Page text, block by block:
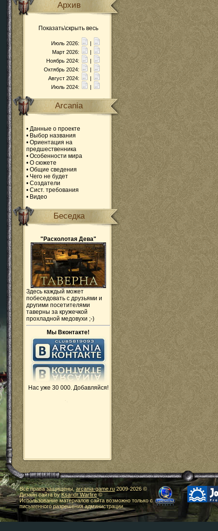
Архив
Показать\скрыть весь
Июль 2026:
|
Март 2026:
|
Ноябрь 2024:
|
Октябрь 2024:
|
Август 2024:
|
Июль 2024:
|
Arcania
• Данные о проекте
• Выбор названия
• Ориентация на
предшественника
• Особенности мира
• О сюжете
• Общие сведения
• Чего не будет
• Создатели
• Сист. требования
• Видео
Беседка
"Расколотая Дева"
Здесь каждый может
побеседовать с друзьями и
другими посетителями
таверны за кружечкой
прохладной медовухи ;-)
Мы Вконтакте!
Нас уже 30 000. Добавляйся!
Все права защищены,arcania-game.ru2009-2026 ©
Дизайн сайта byKsandr Warfire©
Использование материалов сайта возможно только с
письменного разрешения администрации.